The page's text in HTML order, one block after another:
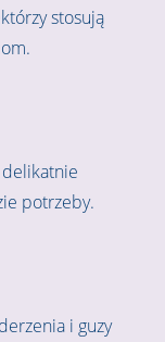
stosują
potrzeby.
i guzy